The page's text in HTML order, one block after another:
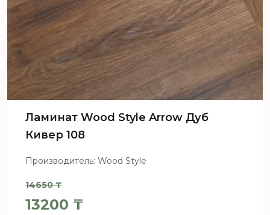
Ламинат Wood Style Arrow Дуб
Кивер 108
Производитель: Wood Style
14650₸
Первоначальная цена
13200 ₸